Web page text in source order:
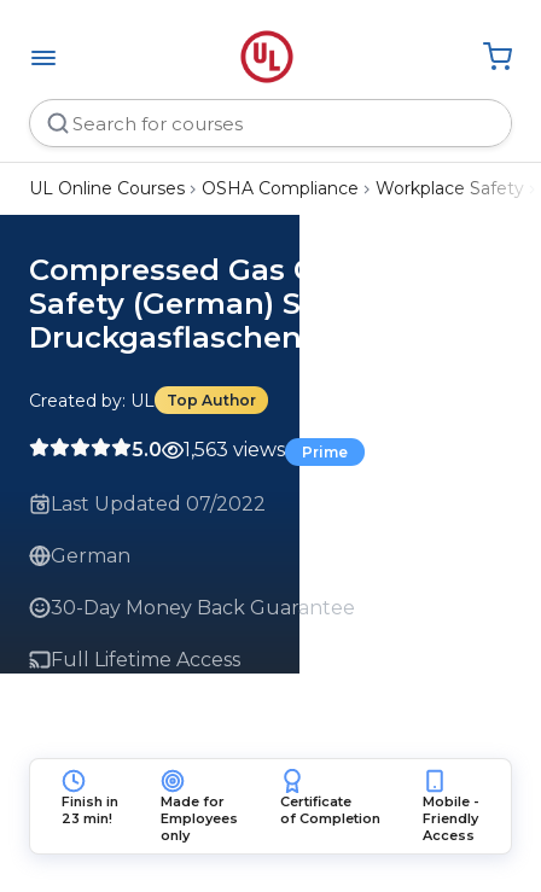
UL Online Courses OSHA Compliance Workplace Safety
Compressed Gas Cylinder
Safety (German) Sicherheit von
Druckgasflaschen Course
Created by: UL Top Author
5.0 1,563 views Prime
Last Updated 07/2022
German
30-Day Money Back Guarantee
Full Lifetime Access
Finish in
23 min!
Made for
Employees
only
Certificate
of Completion
Mobile -
Friendly
Access